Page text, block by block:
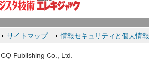
サイトマップ 情報セキュリティと個人情
Publishing Co., Ltd.